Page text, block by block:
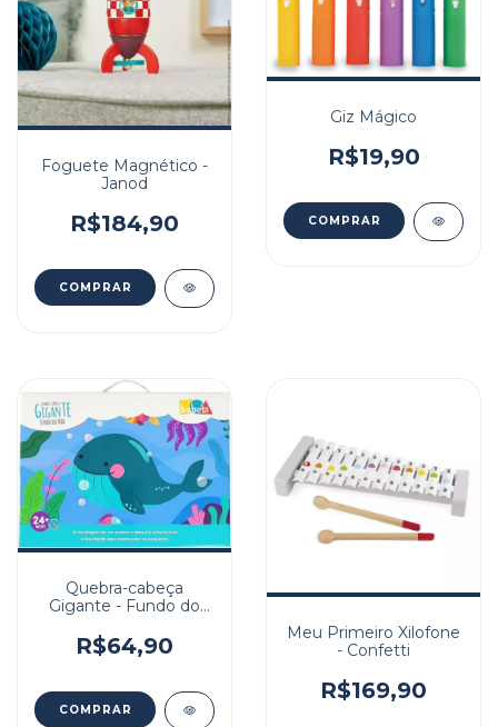
Foguete Magnético -
Janod
R$184,90
Giz Mágico
R$19,90
Quebra-cabeça
Gigante - Fundo do
R$64,90
Meu Primeiro Xilofone
- Confetti
R$169,90